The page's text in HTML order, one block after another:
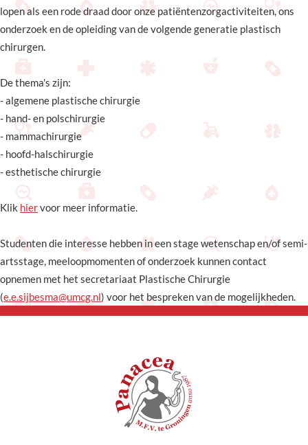
lopen als een rode draad door onze patiëntenzorgactiviteiten, ons
onderzoek en de opleiding van de volgende generatie plastisch
chirurgen.
De thema's zijn:
- algemene plastische chirurgie
- hand- en polschirurgie
- mammachirurgie
- hoofd-halschirurgie
- esthetische chirurgie
Klik hiervoor meer informatie.
Studenten die interesse hebben in een stage wetenschap en/of semi-
artsstage, meeloopmomenten of onderzoek kunnen contact
opnemen met het secretariaat Plastische Chirurgie
(e.e.sijbesma@umcg.nl) voor het bespreken van de mogelijkheden.